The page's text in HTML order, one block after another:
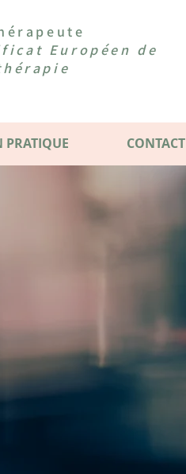
Européen de
PRATIQUE CONTACT